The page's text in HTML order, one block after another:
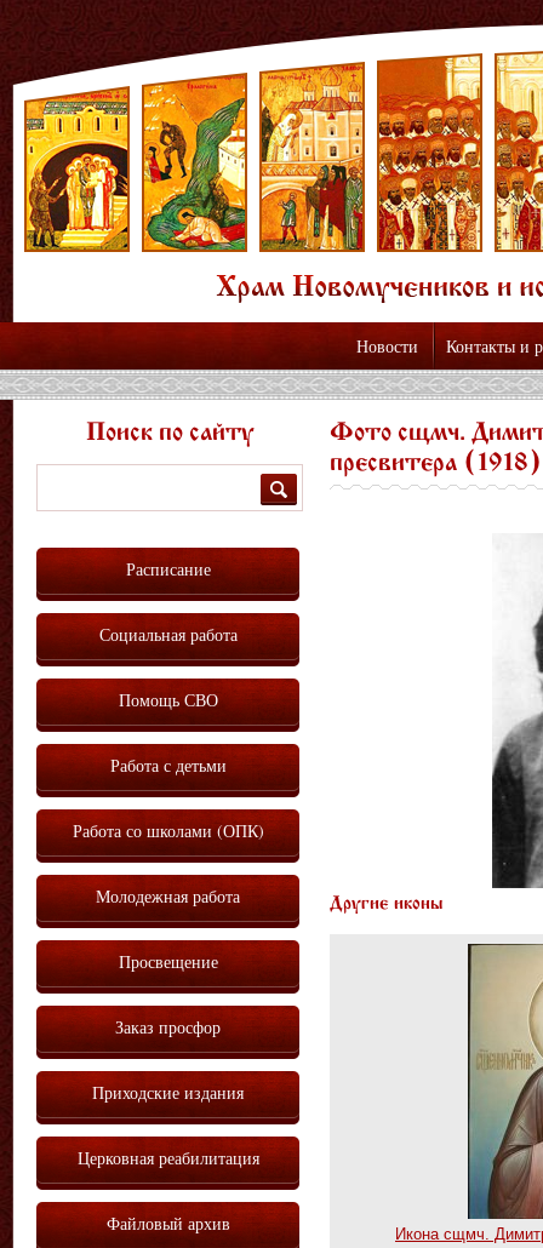
Новости Контакты и
Фото сщмч.
пресвитера (1918)
Другие иконы
Икона сщмч.
Поиск по сайту
Расписание
Социальная работа
Помощь СВО
Работа с детьми
Работа со школами (ОПК)
Молодежная работа
Просвещение
Заказ просфор
Приходские издания
Церковная реабилитация
Файловый архив